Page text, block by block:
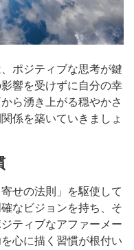
ポジティブな思考が鍵
響を受けずに自分の幸
ら湧き上がる穏やかさ
係を築いていきましょ
せの法則」を駆使して
なビジョンを持ち、そ
ティブなアファーメー
心に描く習慣が根付い